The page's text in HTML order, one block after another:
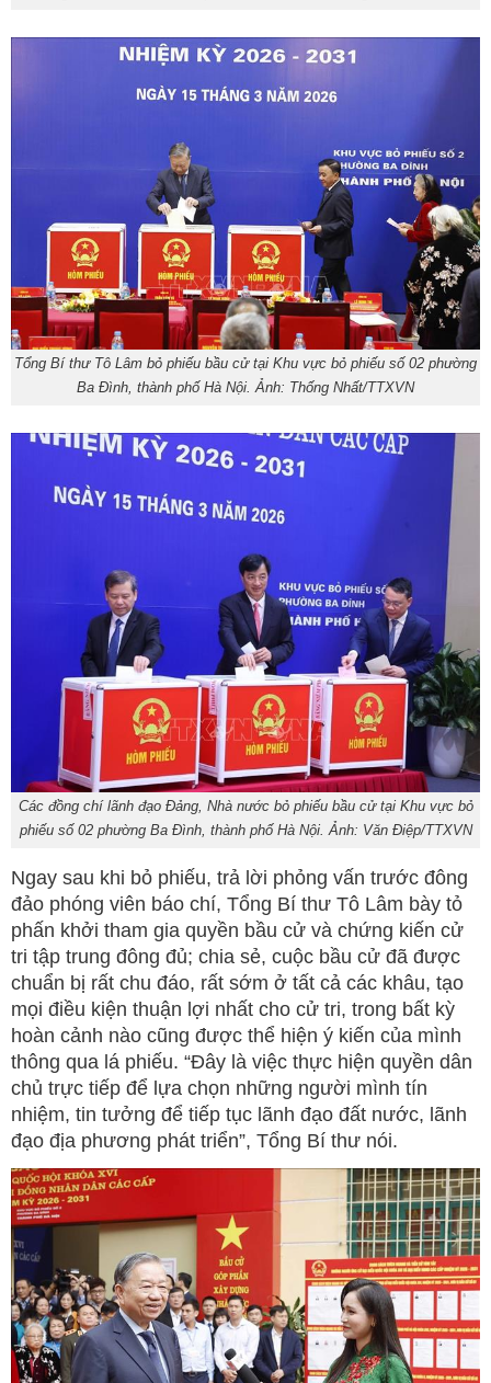
Tổng Bí thư Tô Lâm bỏ phiếu bầu cử tại Khu vực bỏ phiếu số 02 phường
Ba Đình, thành phố Hà Nội. Ảnh: Thống Nhất/TTXVN
Các đồng chí lãnh đạo Đảng, Nhà nước bỏ phiếu bầu cử tại Khu vực bỏ
phiếu số 02 phường Ba Đình, thành phố Hà Nội. Ảnh: Văn Điệp/TTXVN
Ngay sau khi bỏ phiếu, trả lời phỏng vấn trước đông
đảo phóng viên báo chí, Tổng Bí thư Tô Lâm bày tỏ
phấn khởi tham gia quyền bầu cử và chứng kiến cử
tri tập trung đông đủ; chia sẻ, cuộc bầu cử đã được
chuẩn bị rất chu đáo, rất sớm ở tất cả các khâu, tạo
mọi điều kiện thuận lợi nhất cho cử tri, trong bất kỳ
hoàn cảnh nào cũng được thể hiện ý kiến của mình
thông qua lá phiếu. “Đây là việc thực hiện quyền dân
chủ trực tiếp để lựa chọn những người mình tín
nhiệm, tin tưởng để tiếp tục lãnh đạo đất nước, lãnh
đạo địa phương phát triển”, Tổng Bí thư nói.